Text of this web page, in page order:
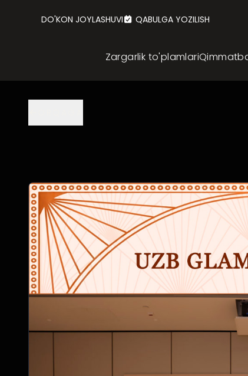
DO'KON JOYLASHUVI QABULGA YOZILISH
Zargarlik to'plamlari